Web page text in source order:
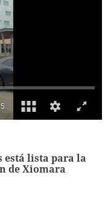
lista para la
de Xiomara